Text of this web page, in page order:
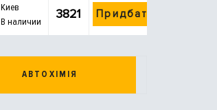
Киев
В наличии
3821 Придбати
АВТОХІМІЯ